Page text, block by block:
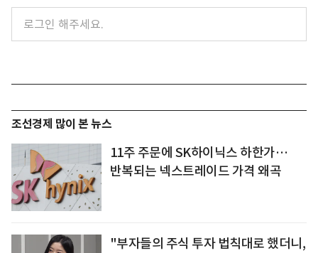
조선경제 많이 본 뉴스
11주 주문에 SK하이닉스 하한가…
반복되는 넥스트레이드 가격 왜곡
"부자들의 주식 투자 법칙대로 했더니,